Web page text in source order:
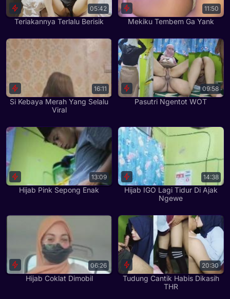
Teriakannya Terlalu Berisik
05:42
Mekiku Tembem Ga Yank
11:50
Si Kebaya Merah Yang Selalu
Viral
16:11
Pasutri Ngentot WOT
09:58
Hijab Pink Sepong Enak
13:09
Hijab IGO Lagi Tidur Di Ajak
Ngewe
14:38
Hijab Coklat Dimobil
06:26
Tudung Cantik Habis Dikasih
THR
20:30